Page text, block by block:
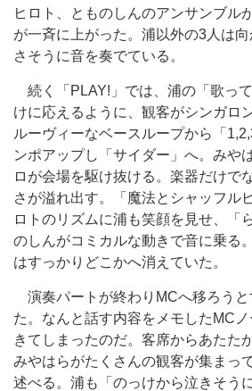
ヒロト、とものしんのアンサンブル
が一斉に上がった。浦以外の3人は
さそうに音を奏でている。
続く「PLAY!」では、浦の「歌っ
けに応えるように、観客がシンガロ
ルーヴィーなベースループから「
ンポアップし「サイダー」へ。みや
ロが会場を駆け抜ける。楽器だけで
さが溢れ出す。「魔法とシャッフル
ロトのリズムに浦も笑顔を見せ、「
のしんがコミカルな動きで音に乗る
はすっかりどこかへ消えていた。
演奏パートが終わりMCへ移ろうと
た。なんと話す内容をメモしたMC
きてしまったのだ。客席からあたた
みやはらがたくさんの観客が集まっ
述べる。浦も「のっけから泣きそう